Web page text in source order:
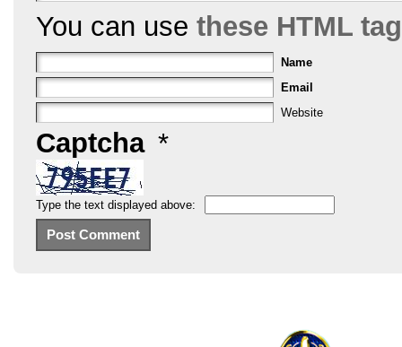
You can use these HTML
Name
Email
Website
Captcha *
Type the text displayed above: